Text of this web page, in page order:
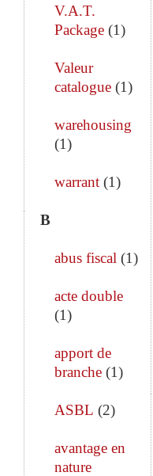
V.A.T.
Package (1)
Valeur
catalogue (1)
warehousing
(1)
warrant (1)
B
abus fiscal (1)
acte double
(1)
apport de
branche (1)
ASBL (2)
avantage en
nature